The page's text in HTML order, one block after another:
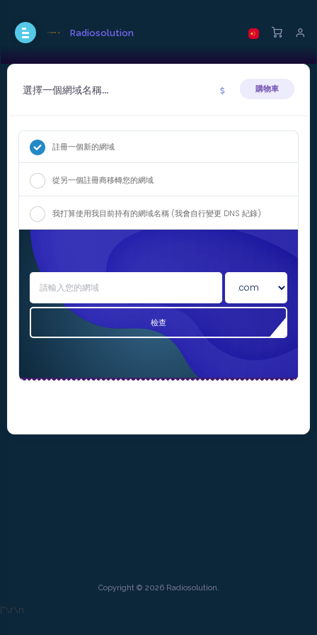
Radiosolution
選擇一個網域名稱... 購物車
註冊一個新的網域
從另一個註冊商移轉您的網域
我打算使用我目前持有的網域名稱 (我會自行變更 DNS 紀錄)
檢查
Copyright © 2026 Radiosolution.
["\r\n